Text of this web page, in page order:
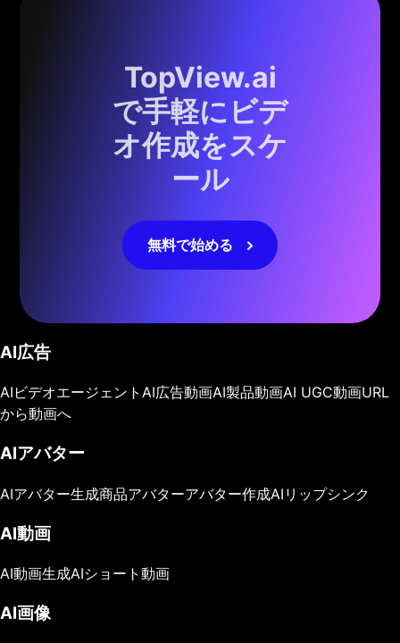
TopView.ai
で手軽にビデ
オ作成をスケ
ール
無料で始める
AI広告
AIビデオエージェント AI広告動画AI製品動画AI UGC動画URL
から動画へ
AIアバター
AIアバター生成商品アバターアバター作成AIリップシンク
AI動画
AI動画生成AIショート動画
AI画像